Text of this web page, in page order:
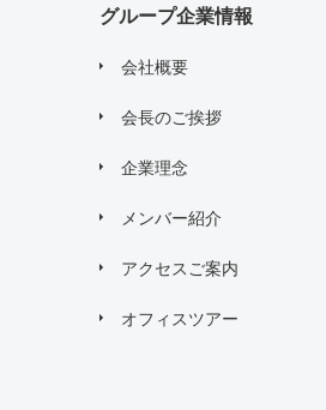
グループ企業情報
会社概要
会長のご挨拶
企業理念
メンバー紹介
アクセスご案内
オフィスツアー